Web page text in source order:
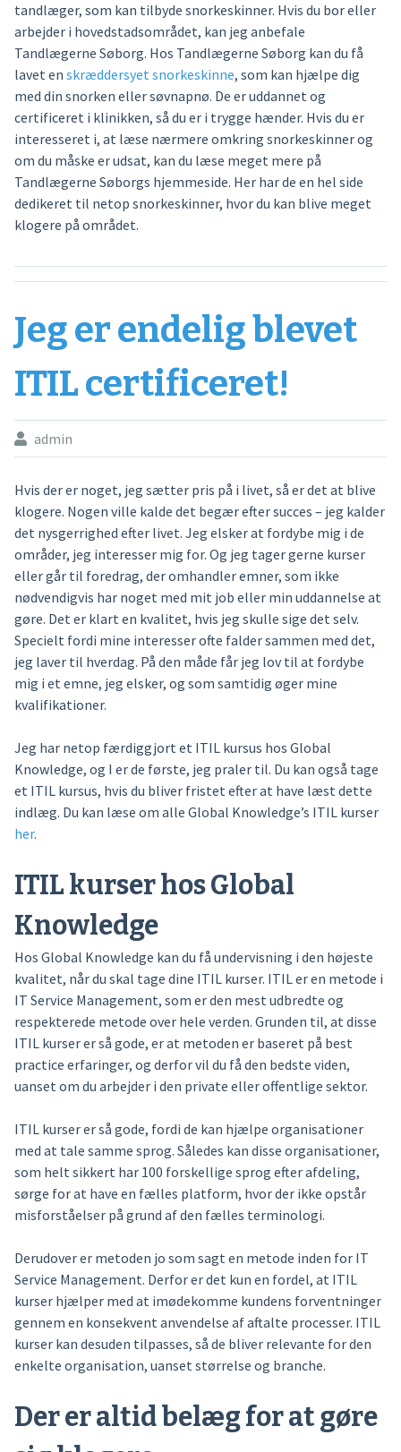
tandlæger, som kan tilbyde snorkeskinner. Hvis du bor eller
arbejder i hovedstadsområdet, kan jeg anbefale
Tandlægerne Søborg. Hos Tandlægerne Søborg kan du få
lavet en skræddersyet snorkeskinne, som kan hjælpe dig
med din snorken eller søvnapnø. De er uddannet og
certificeret i klinikken, så du er i trygge hænder. Hvis du er
interesseret i, at læse nærmere omkring snorkeskinner og
om du måske er udsat, kan du læse meget mere på
Tandlægerne Søborgs hjemmeside. Her har de en hel side
dedikeret til netop snorkeskinner, hvor du kan blive meget
klogere på området.
Jeg er endelig blevet
ITIL certificeret!
admin
Hvis der er noget, jeg sætter pris på i livet, så er det at blive
klogere. Nogen ville kalde det begær efter succes – jeg kalder
det nysgerrighed efter livet. Jeg elsker at fordybe mig i de
områder, jeg interesser mig for. Og jeg tager gerne kurser
eller går til foredrag, der omhandler emner, som ikke
nødvendigvis har noget med mit job eller min uddannelse at
gøre. Det er klart en kvalitet, hvis jeg skulle sige det selv.
Specielt fordi mine interesser ofte falder sammen med det,
jeg laver til hverdag. På den måde får jeg lov til at fordybe
mig i et emne, jeg elsker, og som samtidig øger mine
kvalifikationer.
Jeg har netop færdiggjort et ITIL kursus hos Global
Knowledge, og I er de første, jeg praler til. Du kan også tage
et ITIL kursus, hvis du bliver fristet efter at have læst dette
indlæg. Du kan læse om alle Global Knowledge’s ITIL kurser
her.
ITIL kurser hos Global
Knowledge
Hos Global Knowledge kan du få undervisning i den højeste
kvalitet, når du skal tage dine ITIL kurser. ITIL er en metode i
IT Service Management, som er den mest udbredte og
respekterede metode over hele verden. Grunden til, at disse
ITIL kurser er så gode, er at metoden er baseret på best
practice erfaringer, og derfor vil du få den bedste viden,
uanset om du arbejder i den private eller offentlige sektor.
ITIL kurser er så gode, fordi de kan hjælpe organisationer
med at tale samme sprog. Således kan disse organisationer,
som helt sikkert har 100 forskellige sprog efter afdeling,
sørge for at have en fælles platform, hvor der ikke opstår
misforståelser på grund af den fælles terminologi.
Derudover er metoden jo som sagt en metode inden for IT
Service Management. Derfor er det kun en fordel, at ITIL
kurser hjælper med at imødekomme kundens forventninger
gennem en konsekvent anvendelse af aftalte processer. ITIL
kurser kan desuden tilpasses, så de bliver relevante for den
enkelte organisation, uanset størrelse og branche.
Der er altid belæg for at gøre